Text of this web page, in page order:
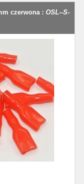
czerwona : OSL--S-